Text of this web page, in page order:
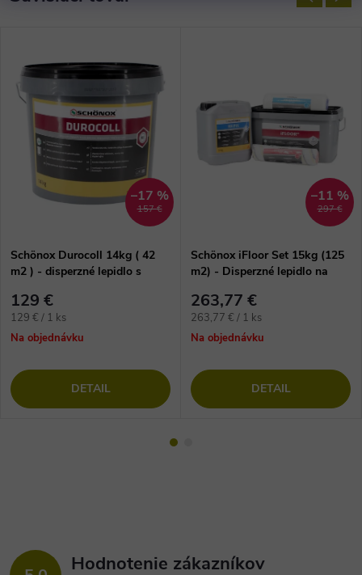
157 €
–17 %
Schönox Durocoll 14kg ( 42
m2 ) - disperzné lepidlo s
129 €
Jednotková
cena:
129 € / 1 ks
Na objednávku
DETAIL
297 €
–11 %
Schönox iFloor Set 15kg (125
m2) - Disperzné lepidlo na
263,77 €
Jednotková
cena:
263,77 € / 1 ks
Na objednávku
DETAIL
Hodnotenie zákazníkov